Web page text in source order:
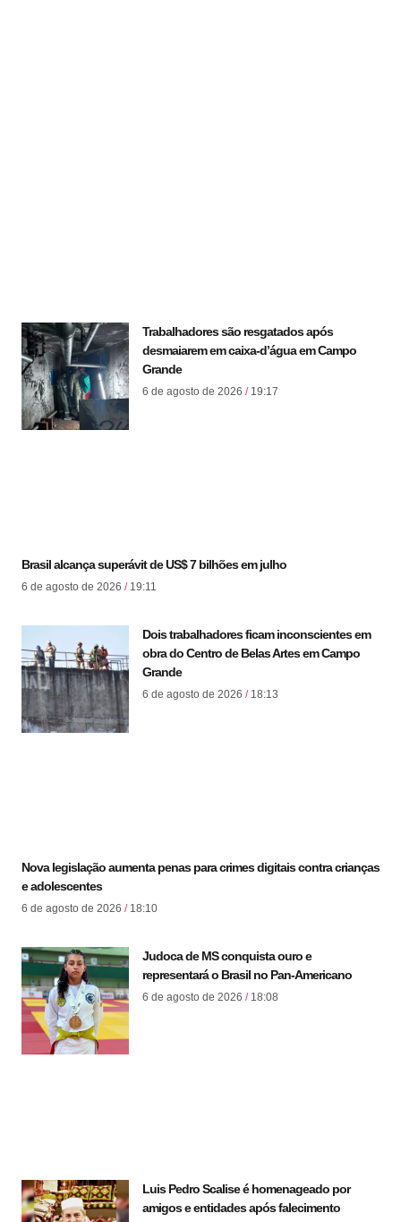
Trabalhadores são resgatados após
desmaiarem em caixa-d’água em Campo
Grande
6 de agosto de 2026 19:17
Brasil alcança superávit de US$ 7 bilhões em julho
6 de agosto de 2026 19:11
Dois trabalhadores ficam inconscientes em
obra do Centro de Belas Artes em Campo
Grande
6 de agosto de 2026 18:13
Nova legislação aumenta penas para crimes digitais contra crianças
e adolescentes
6 de agosto de 2026 18:10
Judoca de MS conquista ouro e
representará o Brasil no Pan-Americano
6 de agosto de 2026 18:08
Luis Pedro Scalise é homenageado por
amigos e entidades após falecimento